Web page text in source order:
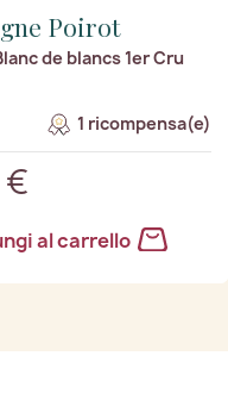
Poirot
de blancs 1er Cru
1 ricompensa(e)
al carrello